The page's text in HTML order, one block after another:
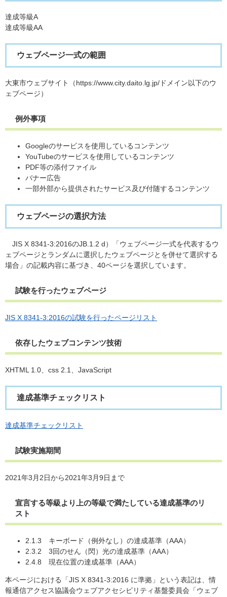
達成等級A
達成等級AA
ウェブページ一式の範囲
大東市ウェブサイト（https://www.city.daito.lg.jp/​ドメイン以下のウ
ェブページ）
例外事項
Googleのサービスを使用しているコンテンツ
YouTubeのサービスを使用しているコンテンツ
PDF等の添付ファイル
バナー広告
一部外部から提供されたサービス及び付随するコンテンツ
ウェブページの選択方法
JIS X 8341-3:2016のJB.1.2 d）「ウェブページ一式を代表するウ
ェブページとランダムに選択したウェブページとを併せて選択する
場合」の記載内容に基づき、40ページを選択しています。
試験を行ったウェブページ
JIS X 8341-3:2016の試験を行ったページリスト
依存したウェブコンテンツ技術
XHTML 1.0、css 2.1、JavaScript
達成基準チェックリスト
達成基準チェックリスト
試験実施期間
2021年3月2日から2021年3月9日まで
宣言する等級より上の等級で満たしている達成基準のリ
スト
2.1.3 キーボード（例外なし）の達成基準（AAA）
2.3.2 3回のせん（閃）光の達成基準（AAA）
2.4.8 現在位置の達成基準（AAA）
本ページにおける「JIS X 8341-3:2016 に準拠」という表記は、情
報通信アクセス協議会ウェブアクセシビリティ基盤委員会「ウェブ